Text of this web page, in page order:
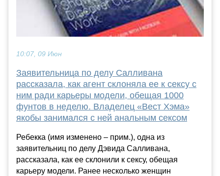
10:07, 09 Июн
Заявительница по делу Салливана
рассказала, как агент склоняла ее к сексу с
ним ради карьеры модели, обещая 1000
фунтов в неделю. Владелец «Вест Хэма»
якобы занимался с ней анальным сексом
Ребекка (имя изменено – прим.), одна из
заявительниц по делу Дэвида Салливана,
рассказала, как ее склонили к сексу, обещая
карьеру модели. Ранее несколько женщин